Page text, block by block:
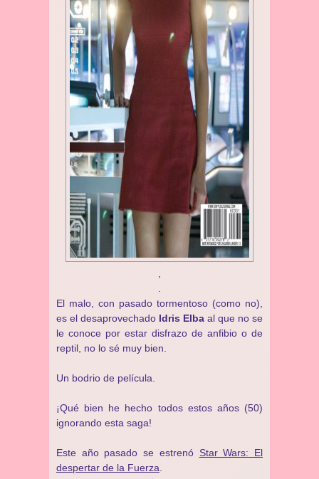
El malo, con pasado tormentoso (como no),
es el desaprovechado Idris Elba al que no se
le conoce por estar disfrazo de anfibio o de
reptil, no lo sé muy bien.
Un bodrio de película.
¡Qué bien he hecho todos estos años (50)
ignorando esta saga!
Este año pasado se estrenó Star Wars: El
despertar de la Fuerza